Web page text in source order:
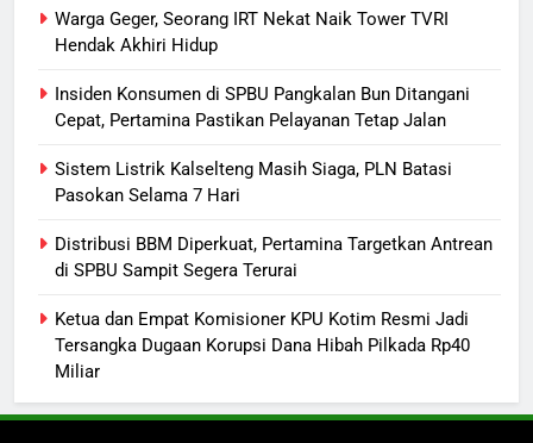
Warga Geger, Seorang IRT Nekat Naik Tower TVRI
Hendak Akhiri Hidup
Insiden Konsumen di SPBU Pangkalan Bun Ditangani
Cepat, Pertamina Pastikan Pelayanan Tetap Jalan
Sistem Listrik Kalselteng Masih Siaga, PLN Batasi
Pasokan Selama 7 Hari
Distribusi BBM Diperkuat, Pertamina Targetkan Antrean
di SPBU Sampit Segera Terurai
Ketua dan Empat Komisioner KPU Kotim Resmi Jadi
Tersangka Dugaan Korupsi Dana Hibah Pilkada Rp40
Miliar
Luffy, Shinchan, hingga Doraemon
NUSANTARA
8
Tak Ada Lagi Pajak Terlewat, GIS
ECONOMY
1
Warga Geger, Seorang IRT Nekat
Hidup
Insiden Konsumen di SPBU